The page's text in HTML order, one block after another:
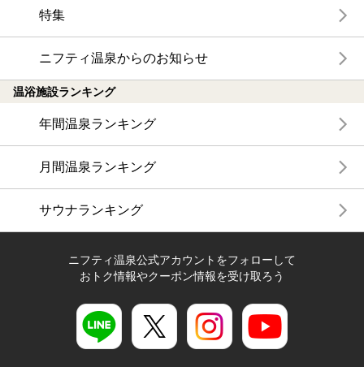
特集
ニフティ温泉からのお知らせ
温浴施設ランキング
年間温泉ランキング
月間温泉ランキング
サウナランキング
ニフティ温泉公式アカウントをフォローして
おトク情報やクーポン情報を受け取ろう